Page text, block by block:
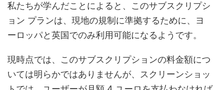
私たちが学んだことによると、このサブスクリプシ
ョン プランは、現地の規制に準拠するために、ヨ
ーロッパと英国でのみ利用可能になるようです。
現時点では、このサブスクリプションの料金額につ
いては明らかではありませんが、スクリーンショッ